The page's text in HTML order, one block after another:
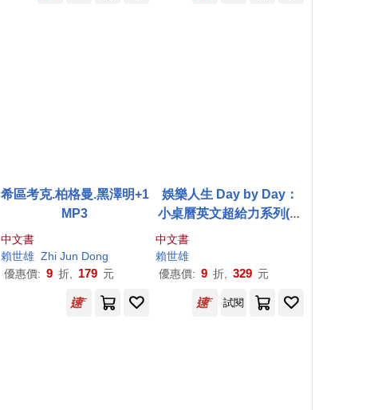
希區考克.柏格曼.黑澤明+1
MP3
中文書
賴世雄 Zhi Jun Dong
優惠價: 9 折, 179 元
娛樂人生 Day by Day：
小桌曆英文超給力系列(獨
家名師專業講解+365 天都
好立線圈裝+別緻外盒+1
DVD+QR Code隨時掃)
中文書
賴世雄
優惠價: 9 折, 329 元
試閱